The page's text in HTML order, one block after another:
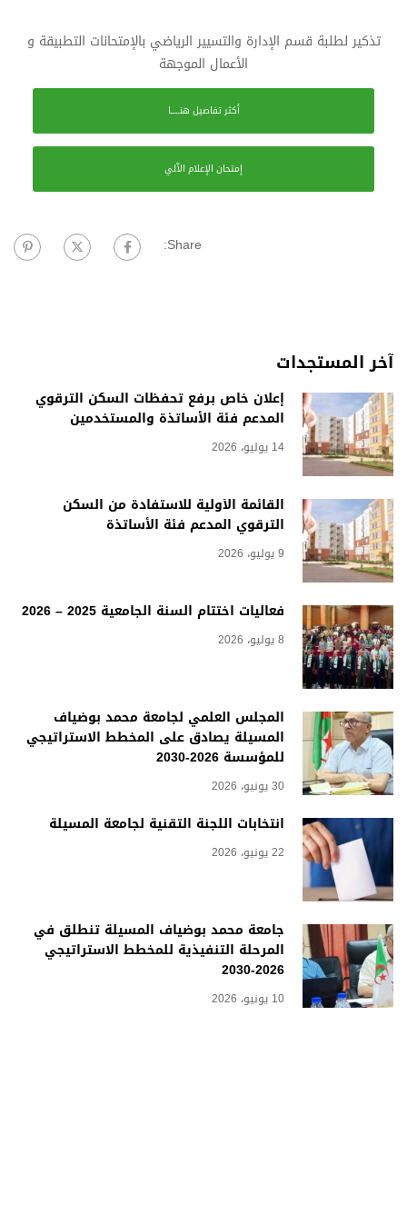
تذكير لطلبة قسم الإدارة والتسيير الرياضي بالإمتحانات التطبيقة و
الأعمال الموجهة
أكثر تفاصيل هنـــــا
إمتحان الإعلام الآلي
Share:
آخر المستجدات
إعلان خاص برفع تحفظات السكن الترقوي
المدعم فئة الأساتذة والمستخدمين
14 يوليو، 2026
القائمة الأولية للاستفادة من السكن
الترقوي المدعم فئة الأساتذة
9 يوليو، 2026
فعاليات اختتام السنة الجامعية 2025 – 2026
8 يوليو، 2026
المجلس العلمي لجامعة محمد بوضياف
المسيلة يصادق على المخطط الاستراتيجي
للمؤسسة 2026-2030
30 يونيو، 2026
انتخابات اللجنة التقنية لجامعة المسيلة
22 يونيو، 2026
جامعة محمد بوضياف المسيلة تنطلق في
المرحلة التنفيذية للمخطط الاستراتيجي
2026-2030
10 يونيو، 2026